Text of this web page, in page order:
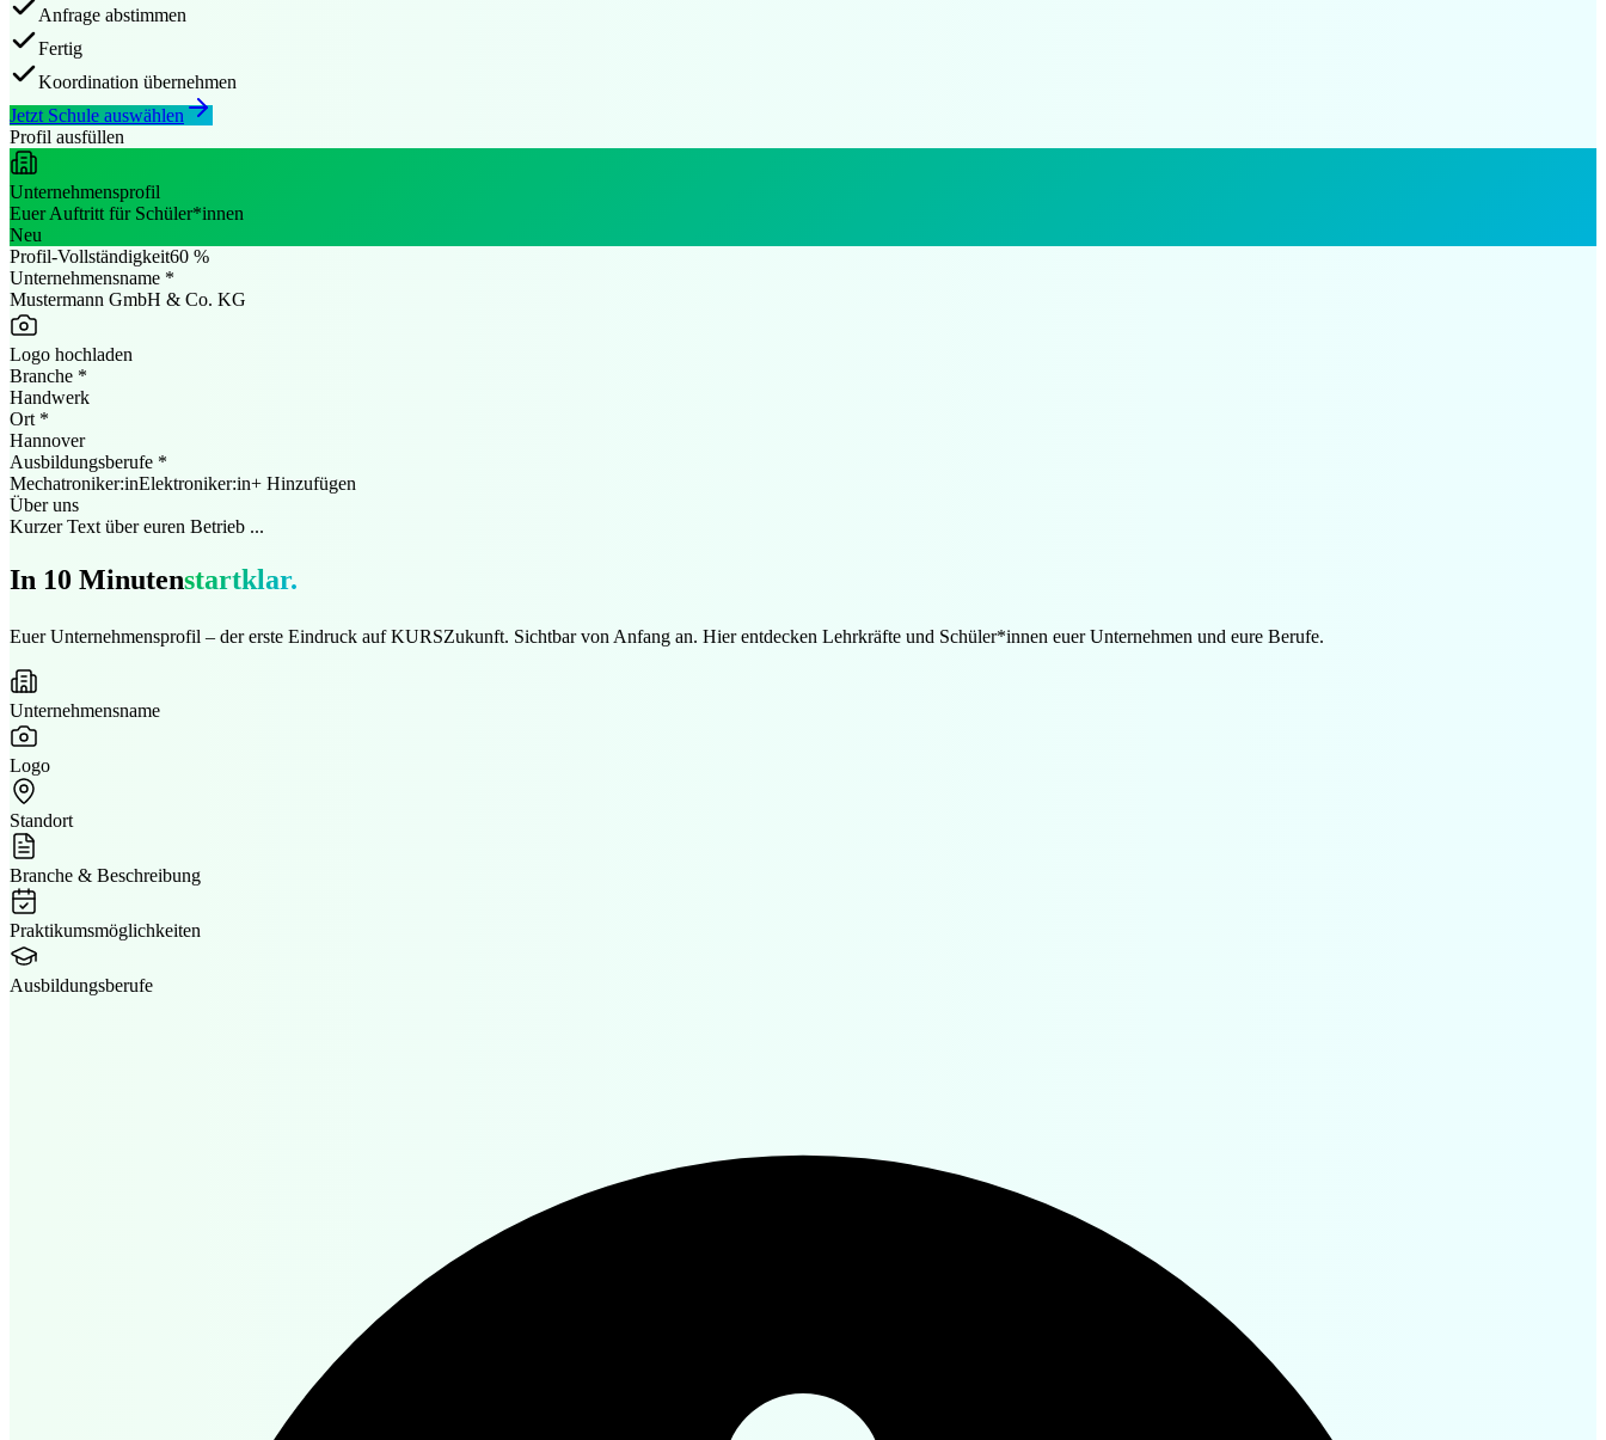
Anfrage abstimmen
Fertig
Koordination übernehmen
Jetzt Schule auswählen
Profil ausfüllen
Unternehmensprofil
Euer Auftritt für Schüler*innen
Neu
Profil-Vollständigkeit60 %
Unternehmensname *
Mustermann GmbH & Co. KG
Logo hochladen
Branche *
Handwerk
Ort *
Hannover
Ausbildungsberufe *
Mechatroniker:inElektroniker:in+ Hinzufügen
Über uns
Kurzer Text über euren Betrieb ...
In 10 Minutenstartklar.
Euer Unternehmensprofil – der erste Eindruck auf KURSZukunft. Sichtbar von Anfang an. Hier entdecken Lehrkräfte und Schüler*innen euer Unternehmen und eure Berufe.
Unternehmensname
Logo
Standort
Branche & Beschreibung
Praktikumsmöglichkeiten
Ausbildungsberufe